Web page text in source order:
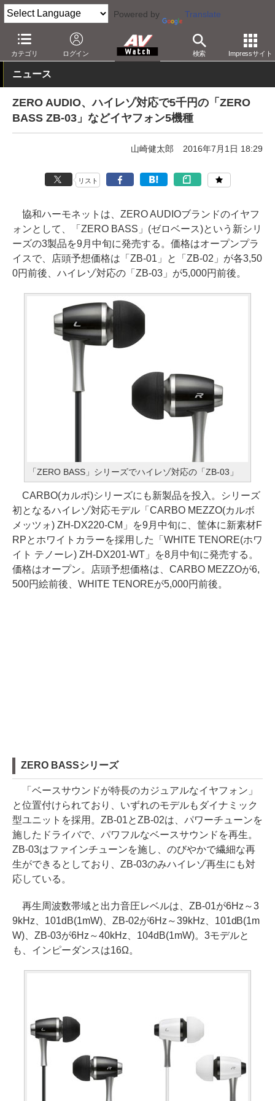
Powered by Translate
カテゴリ ログイン 検索 Impressサイト
AV Watch 製品 ヘッドフォン その他
ニュース
ZERO AUDIO、ハイレゾ対応で5千円の「ZERO
BASS ZB-03」などイヤフォン5機種
山崎健太郎 2016年7月1日 18:29
リスト
協和ハーモネットは、ZERO AUDIOブランドのイヤフ
ォンとして、「ZERO BASS」(ゼロベース)という新シリ
ーズの3製品を9月中旬に発売する。価格はオープンプラ
イスで、店頭予想価格は「ZB-01」と「ZB-02」が各3,50
0円前後、ハイレゾ対応の「ZB-03」が5,000円前後。
「ZERO BASS」シリーズでハイレゾ対応の「ZB-03」
CARBO(カルボ)シリーズにも新製品を投入。シリーズ
初となるハイレゾ対応モデル「CARBO MEZZO(カルボ
メッツォ) ZH-DX220-CM」を9月中旬に、筐体に新素材F
RPとホワイトカラーを採用した「WHITE TENORE(ホワ
イト テノーレ) ZH-DX201-WT」を8月中旬に発売する。
価格はオープン。店頭予想価格は、CARBO MEZZOが6,
500円絵前後、WHITE TENOREが5,000円前後。
ZERO BASSシリーズ
「ベースサウンドが特長のカジュアルなイヤフォン」
と位置付けられており、いずれのモデルもダイナミック
型ユニットを採用。ZB-01とZB-02は、パワーチューンを
施したドライバで、パワフルなベースサウンドを再生。
ZB-03はファインチューンを施し、のびやかで繊細な再
生ができるとしており、ZB-03のみハイレゾ再生にも対
応している。
再生周波数帯域と出力音圧レベルは、ZB-01が6Hz～3
9kHz、101dB(1mW)、ZB-02が6Hz～39kHz、101dB(1m
W)、ZB-03が6Hz～40kHz、104dB(1mW)。3モデルと
も、インピーダンスは16Ω。